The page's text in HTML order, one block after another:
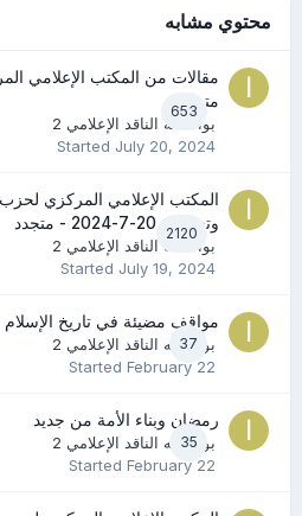
محتوي مشابه
653
مقالات من المكتب الإعلامي
متجدد
بواسطه الناقد الإعلامي 2
StartedJuly 20, 2024
2120
المكتب الإعلامي المركزي
وتعليق - 20-7-2024 - متجدد
بواسطه الناقد الإعلامي 2
StartedJuly 19, 2024
37
مواقف مضيئة في تاريخ الإسلام
بواسطه الناقد الإعلامي 2
StartedFebruary 22
35
رمضان وبناء الأمة من جديد
بواسطه الناقد الإعلامي 2
StartedFebruary 22